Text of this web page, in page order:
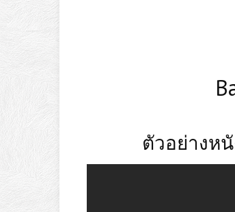
ตัวอย่างห